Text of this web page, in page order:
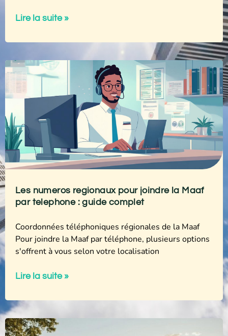
Lire la suite »
Les numeros regionaux pour joindre la Maaf
par telephone : guide complet
Coordonnées téléphoniques régionales de la Maaf
Pour joindre la Maaf par téléphone, plusieurs options
s'offrent à vous selon votre localisation
Lire la suite »